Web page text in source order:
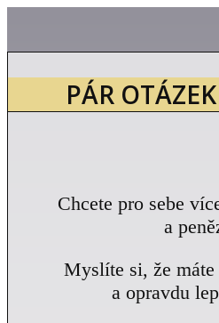
PÁR
Chcete pro sebe
a
Myslíte si, že máte
a opravdu